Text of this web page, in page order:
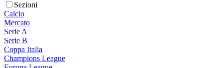
Sezioni
Calcio
Mercato
Serie A
Serie B
Coppa Italia
Champions League